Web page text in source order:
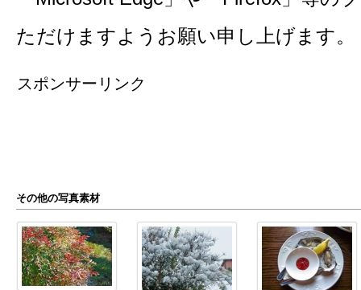
ただけますようお願い申し上げます。
スポンサーリンク
その他の写真素材